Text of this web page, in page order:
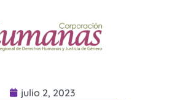
julio 2, 2023